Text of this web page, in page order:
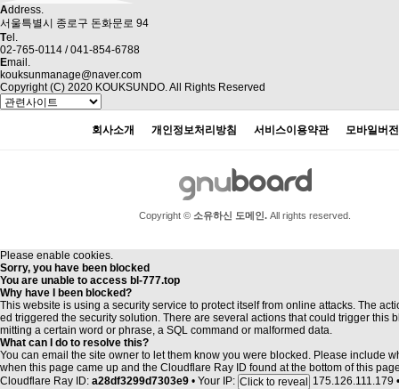
Address.
서울특별시 종로구 돈화문로 94
Tel.
02-765-0114 / 041-854-6788
Email.
kouksunmanage@naver.com
Copyright (C) 2020 KOUKSUNDO. All Rights Reserved
회사소개 개인정보처리방침 서비스이용약관 모바일버전
Copyright © 소유하신 도메인. All rights reserved.
Please enable cookies.
Sorry, you have been blocked
You are unable to access bl-777.top
Why have I been blocked?
This website is using a security service to protect itself from online attacks. The
ed triggered the security solution. There are several actions that could trigger this
mitting a certain word or phrase, a SQL command or malformed data.
What can I do to resolve this?
You can email the site owner to let them know you were blocked. Please include
when this page came up and the Cloudflare Ray ID found at the bottom of this
Cloudflare Ray ID: a28df3299d7303e9 • Your IP: Click to reveal 175.126.111.179 •